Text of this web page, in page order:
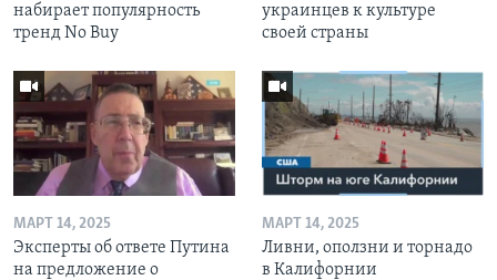
набирает популярность
тренд No Buy
украинцев к культуре
своей страны
МАРТ 14, 2025
Эксперты об ответе Путина
на предложение о
МАРТ 14, 2025
Ливни, оползни и торнадо
в Калифорнии